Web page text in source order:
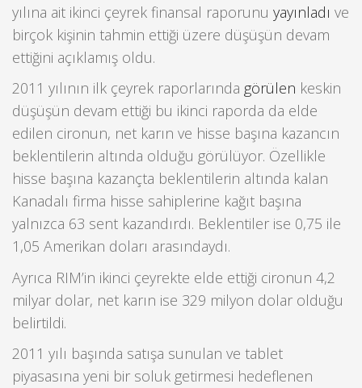
yılına ait ikinci çeyrek finansal raporunu yayınladı ve
birçok kişinin tahmin ettiği üzere düşüşün devam
ettiğini açıklamış oldu.
2011 yılının ilk çeyrek raporlarında görülen keskin
düşüşün devam ettiği bu ikinci raporda da elde
edilen cironun, net karın ve hisse başına kazancın
beklentilerin altında olduğu görülüyor. Özellikle
hisse başına kazançta beklentilerin altında kalan
Kanadalı firma hisse sahiplerine kağıt başına
yalnızca 63 sent kazandırdı. Beklentiler ise 0,75 ile
1,05 Amerikan doları arasındaydı.
Ayrıca RIM’in ikinci çeyrekte elde ettiği cironun 4,2
milyar dolar, net karın ise 329 milyon dolar olduğu
belirtildi.
2011 yılı başında satışa sunulan ve tablet
piyasasına yeni bir soluk getirmesi hedeflenen